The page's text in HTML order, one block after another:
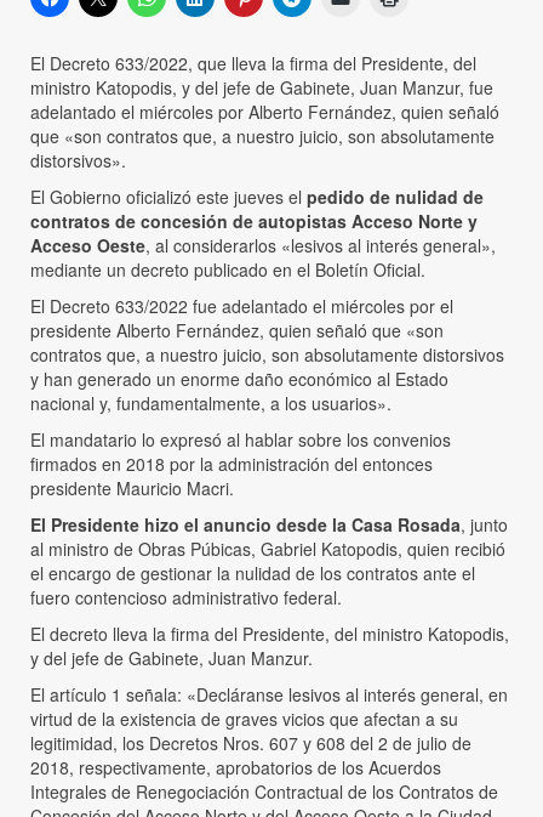
El Decreto 633/2022, que lleva la firma del Presidente, del
ministro Katopodis, y del jefe de Gabinete, Juan Manzur, fue
adelantado el miércoles por Alberto Fernández, quien señaló
que «son contratos que, a nuestro juicio, son absolutamente
distorsivos».
El Gobierno oficializó este jueves el pedido de nulidad de
contratos de concesión de autopistas Acceso Norte y
Acceso Oeste, al considerarlos «lesivos al interés general»,
mediante un decreto publicado en el Boletín Oficial.
El Decreto 633/2022 fue adelantado el miércoles por el
presidente Alberto Fernández, quien señaló que «son
contratos que, a nuestro juicio, son absolutamente distorsivos
y han generado un enorme daño económico al Estado
nacional y, fundamentalmente, a los usuarios».
El mandatario lo expresó al hablar sobre los convenios
firmados en 2018 por la administración del entonces
presidente Mauricio Macri.
El Presidente hizo el anuncio desde la Casa Rosada, junto
al ministro de Obras Púbicas, Gabriel Katopodis, quien recibió
el encargo de gestionar la nulidad de los contratos ante el
fuero contencioso administrativo federal.
El decreto lleva la firma del Presidente, del ministro Katopodis,
y del jefe de Gabinete, Juan Manzur.
El artículo 1 señala: «Decláranse lesivos al interés general, en
virtud de la existencia de graves vicios que afectan a su
legitimidad, los Decretos Nros. 607 y 608 del 2 de julio de
2018, respectivamente, aprobatorios de los Acuerdos
Integrales de Renegociación Contractual de los Contratos de